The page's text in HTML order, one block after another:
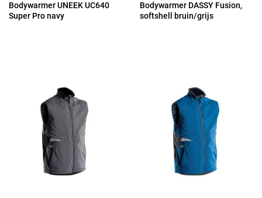
Bodywarmer UNEEK UC640
Super Pro navy
Bodywarmer DASSY Fusion,
softshell bruin/grijs